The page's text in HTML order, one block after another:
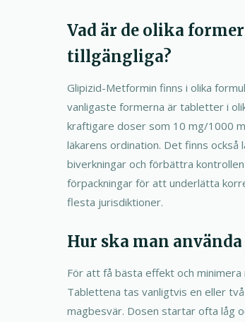
Vad är de olika
tillgängliga?
Glipizid-Metformin finns i olika
vanligaste formerna är tabletter i
kraftigare doser som 10 mg/1000
läkarens ordination. Det finns
biverkningar och förbättra
förpackningar för att underlätta
flesta jurisdiktioner.
Hur ska man
För att få bästa effekt och
Tablettena tas vanligtvis en eller
magbesvär. Dosen startar ofta låg